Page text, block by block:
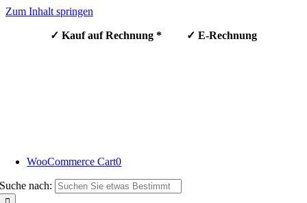
Zum Inhalt springen
✓ Kauf auf Rechnung * ✓ E-Rechnung
WooCommerce Cart0
Suche nach: